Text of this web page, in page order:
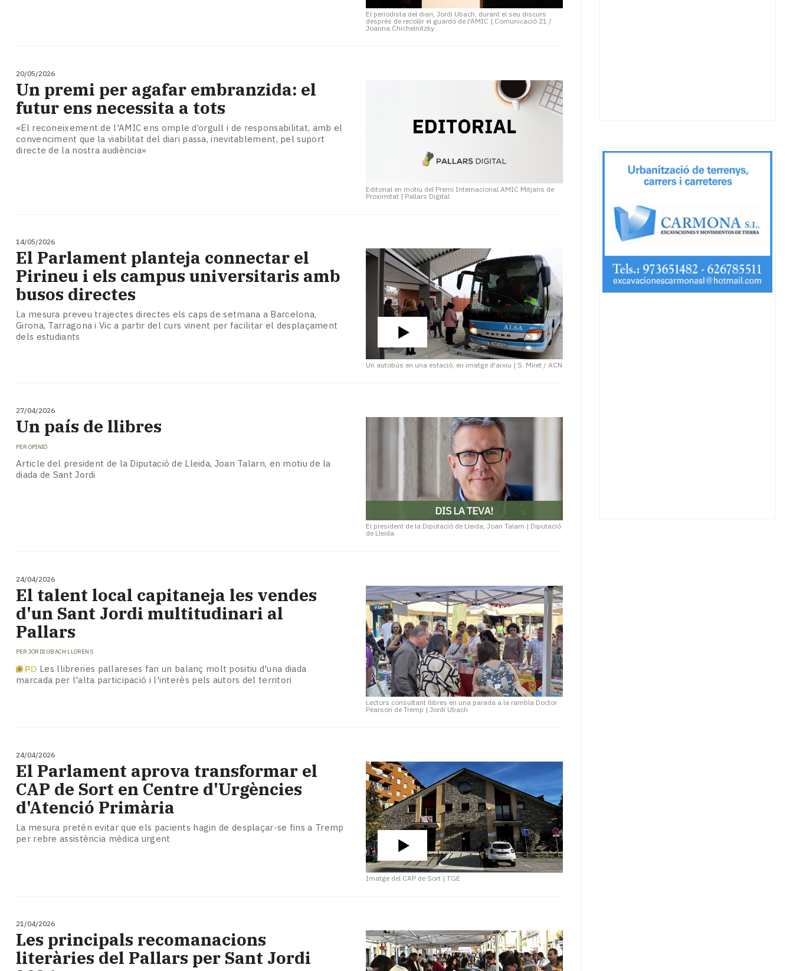
El periodista del diari, Jordi Ubach, durant el seu discurs
després de recollir el guardó de l'AMIC | Comunicació 21 /
Joanna Chichelnitzky
20/05/2026
Editorial en motiu del Premi Internacional AMIC Mitjans de
Proximitat | Pallars Digital
Un premi per agafar embranzida: el
futur ens necessita a tots
«El reconeixement de l'AMIC ens omple d’orgull i de responsabilitat, amb el
convenciment que la viabilitat del diari passa, inevitablement, pel suport
directe de la nostra audiència»
14/05/2026
Un autobús en una estació, en imatge d'arxiu | S. Miret / ACN
El Parlament planteja connectar el
Pirineu i els campus universitaris amb
busos directes
La mesura preveu trajectes directes els caps de setmana a Barcelona,
Girona, Tarragona i Vic a partir del curs vinent per facilitar el desplaçament
dels estudiants
27/04/2026
El president de la Diputació de Lleida, Joan Talarn | Diputació
de Lleida
Un país de llibres
PER OPINIÓ
Article del president de la Diputació de Lleida, Joan Talarn, en motiu de la
diada de Sant Jordi
24/04/2026
Lectors consultant llibres en una parada a la rambla Doctor
Pearson de Tremp |Jordi Ubach
​​El talent local capitaneja les vendes
d'un Sant Jordi multitudinari al
Pallars
PER JORDI UBACH LLORENS
Les llibreries pallareses fan un balanç molt positiu d'una diada
marcada per l'alta participació i l'interès pels autors del territori
24/04/2026
Imatge del CAP de Sort |TGE
El Parlament aprova transformar el
CAP de Sort en Centre d'Urgències
d'Atenció Primària
La mesura pretén evitar que els pacients hagin de desplaçar-se fins a Tremp
per rebre assistència mèdica urgent
21/04/2026
Les principals recomanacions
literàries del Pallars per Sant Jordi